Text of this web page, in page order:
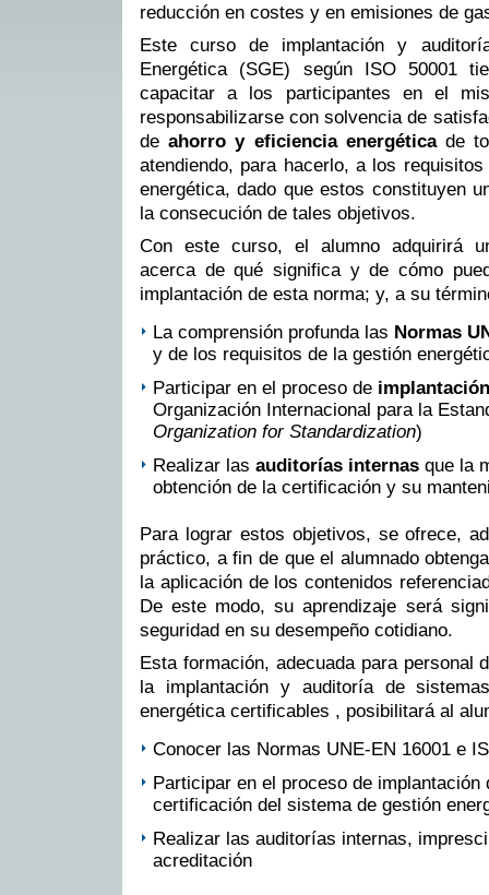
reducción en costes y en emisiones de
Este curso de implantación y
Energética (SGE) según ISO 50001
capacitar a los participantes en el
responsabilizarse con solvencia de
deahorro y eficiencia energéticade
atendiendo, para hacerlo, a los
energética, dado que estos constituyen
la consecución de tales objetivos.
Con este curso, el alumno adquirirá
acerca de qué significa y de cómo
implantación de esta norma; y, a su
La comprensión profunda las Normas
y de los requisitos de la gestión
Participar en el proceso de implantación
Organización Internacional para la
Organization for Standardization)
Realizar las auditorías internas que la
obtención de la certificación y su
Para lograr estos objetivos, se ofrece,
práctico, a fin de que el alumnado
la aplicación de los contenidos
De este modo, su aprendizaje será
seguridad en su desempeño cotidiano.
Esta formación, adecuada para personal
la implantación y auditoría de
energética certificables , posibilitará al
Conocer las Normas UNE-EN 16001 e
Participar en el proceso de implantación
certificación del sistema de gestión
Realizar las auditorías internas,
acreditación